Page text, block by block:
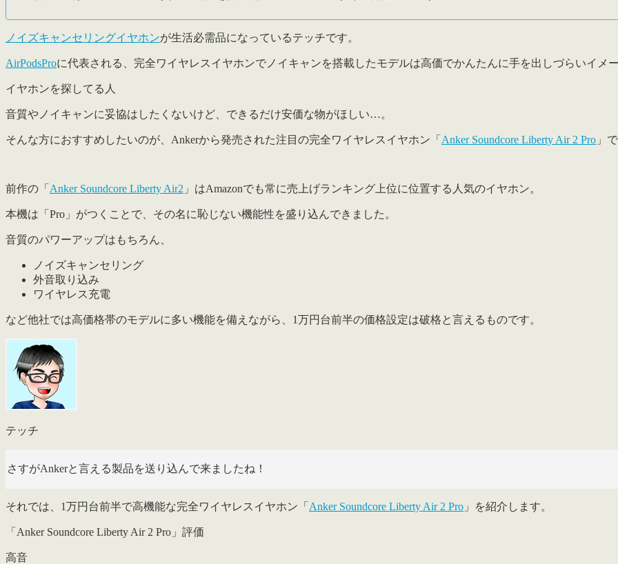
ノイズキャンセリングイヤホンが生活必需品になっているテッチです。
AirPodsProに代表される、完全ワイヤレスイヤホンでノイキャンを搭載したモデルは高価でかんたんに手を出しづらいイメ
音質やノイキャンに妥協はしたくないけど、できるだけ安価な物がほしい…。
そんな方におすすめしたいのが、Ankerから発売された注目の完全ワイヤレスイヤホン「 Anker Soundcore Liberty Air 2 Pro 」
前作の「 Anker Soundcore Liberty Air2 」はAmazonでも常に売上げランキング上位に位置する人気のイヤホン。
本機は「Pro」がつくことで、その名に恥じない機能性を盛り込んできました。
音質のパワーアップはもちろん、
ノイズキャンセリング
外音取り込み
ワイヤレス充電
など他社では高価格帯のモデルに多い機能を備えながら、 1万円台前半の価格設定は破格と言えるものです。
テッチ
さすがAnkerと言える製品を送り込んで来ましたね！
それでは、1万円台前半で高機能な完全ワイヤレスイヤホン「 Anker Soundcore Liberty Air 2 Pro 」を紹介します。
「Anker Soundcore Liberty Air 2 Pro」評価
高音